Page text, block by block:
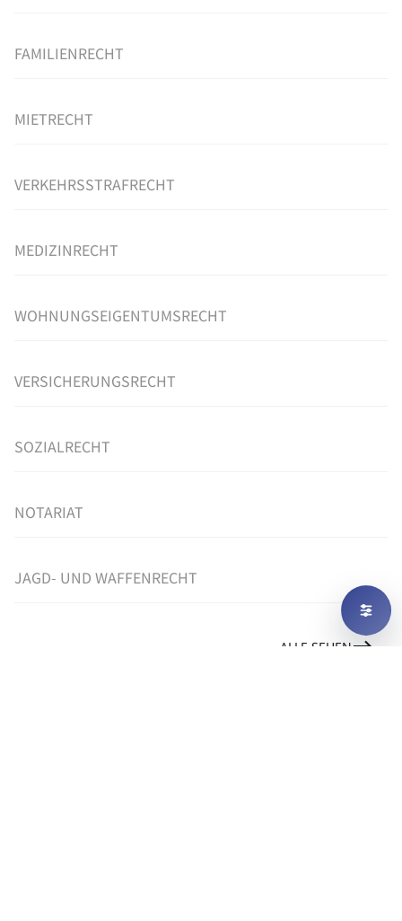
FAMILIENRECHT
MIETRECHT
VERKEHRSSTRAFRECHT
MEDIZINRECHT
WOHNUNGSEIGENTUMSRECHT
VERSICHERUNGSRECHT
SOZIALRECHT
NOTARIAT
JAGD- UND WAFFENRECHT
ALLE SEHEN